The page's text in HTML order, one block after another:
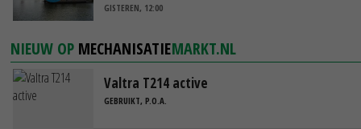
GISTEREN, 12:00
NIEUW OP MECHANISATIEMARKT.NL
Valtra T214 active
GEBRUIKT, P.O.A.